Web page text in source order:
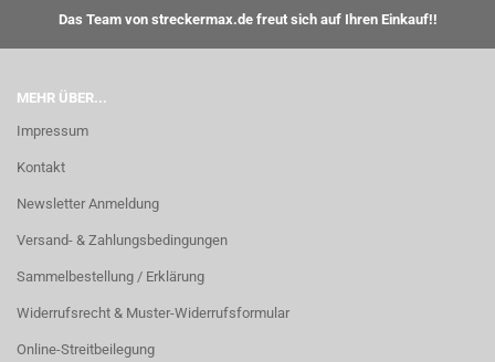
Das Team von streckermax.de freut sich auf Ihren Einkauf!!
MEHR ÜBER...
Impressum
Kontakt
Newsletter Anmeldung
Versand- & Zahlungsbedingungen
Sammelbestellung / Erklärung
Widerrufsrecht & Muster-Widerrufsformular
Online-Streitbeilegung